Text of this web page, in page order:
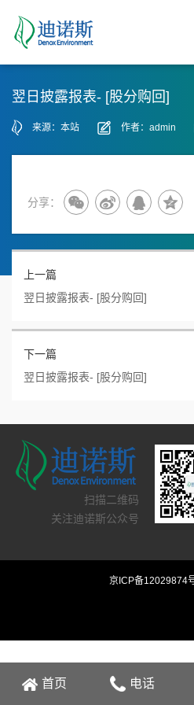
翌日披露报表- [股分购回]
来源：本站 作者：admin
分享：
上一篇
翌日披露报表- [股分购回]
下一篇
翌日披露报表- [股分购回]
扫描二维码
关注迪诺斯公众号
京ICP备12029874
首页 电话